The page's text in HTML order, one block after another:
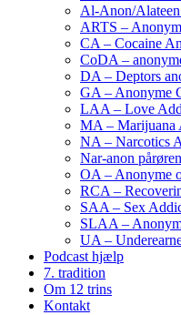
Al-Anon/
ARTS –
CA – Cocaine
CoDA –
DA – Deptors
GA – Anonyme
LAA – Love
MA – Marijuana
NA – Narcotics
Nar-anon
OA – Anonyme
RCA –
SAA – Sex
SLAA –
UA –
Podcast hjælp
7. tradition
Om 12 trins
Kontakt